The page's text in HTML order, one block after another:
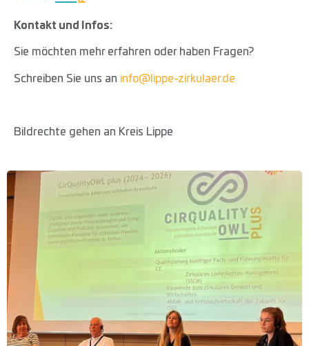
Kontakt und Infos:
Sie möchten mehr erfahren oder haben Fragen?
Schreiben Sie uns an info@lippe-zirkulaer.de
Bildrechte gehen an Kreis Lippe